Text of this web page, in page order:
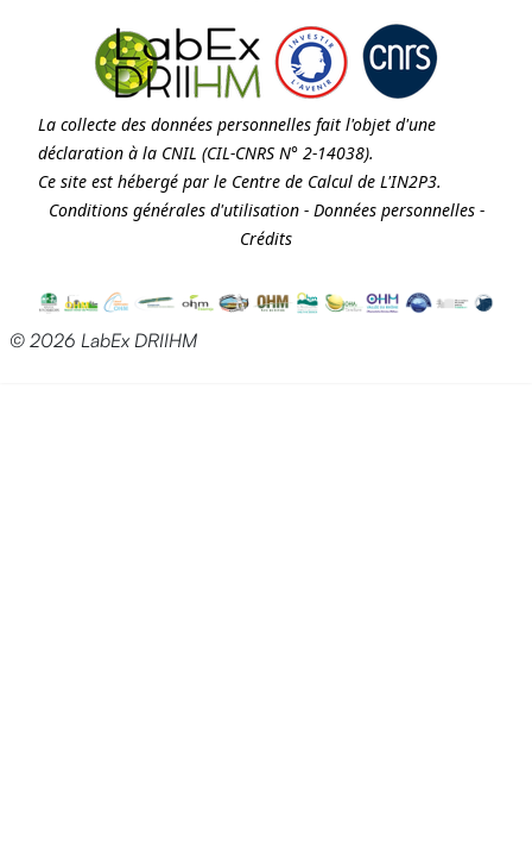
La collecte des données personnelles fait l'objet d'une
déclaration à la CNIL (CIL-CNRS N° 2-14038).
Ce site est hébergé par le Centre de Calcul de L'IN2P3.
Conditions générales d'utilisation- Données personnelles-
Crédits
© 2026 LabEx DRIIHM